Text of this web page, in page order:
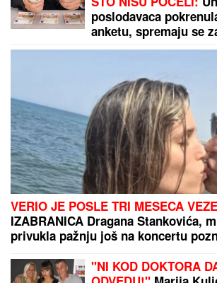
"Niko te ništa nije pitao, nisi bog"
žestoko udarila na Jovanu
skandal kakav se ne pamti!